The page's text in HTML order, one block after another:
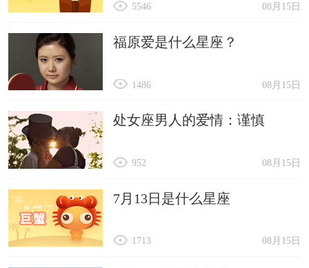
08月15日
5546
福原爱是什么星座？
08月15日
1486
处女座男人的爱情：谨慎
08月15日
952
7月13日是什么星座
08月15日
1713